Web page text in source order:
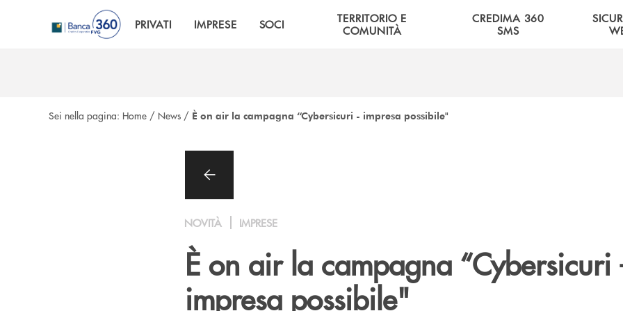
Salta al contenuto principale
PRIVATI IMPRESE SOCI
TERRITORIO E
COMUNITÀ
CREDIMA 360
SMS
Sei nella pagina: Home / News / È on air la campagna “Cybersicuri - impresa possibile"
NOVITÀ IMPRESE
È on air la campagna “Cybersicuri
impresa possibile"